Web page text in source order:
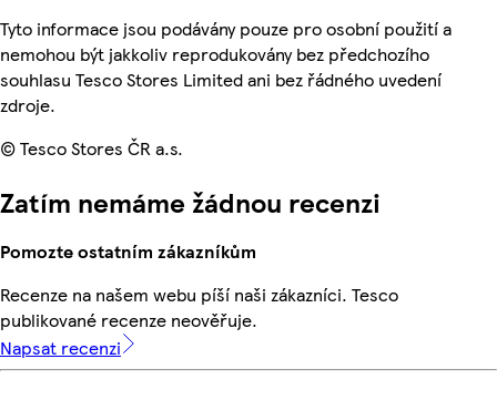
Tyto informace jsou podávány pouze pro osobní použití a
nemohou být jakkoliv reprodukovány bez předchozího
souhlasu Tesco Stores Limited ani bez řádného uvedení
zdroje.
© Tesco Stores ČR a.s.
Zatím nemáme žádnou recenzi
Pomozte ostatním zákazníkům
Recenze na našem webu píší naši zákazníci. Tesco
publikované recenze neověřuje.
Napsat recenzi